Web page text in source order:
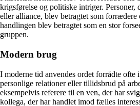
krigsførelse og politiske intriger. Personer,
eller alliance, blev betragtet som
handlingen blev betragtet som en stor
gruppen.
Modern brug
I moderne tid anvendes ordet forrådte ofte
personlige relationer eller tillidsbrud på
eksempelvis referere til en ven, der har
kollega, der har handlet imod fælles